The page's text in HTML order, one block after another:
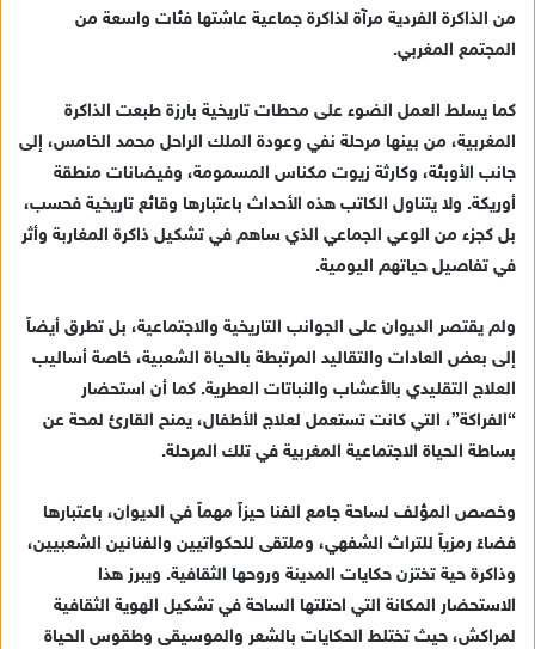
من الذاكرة الفردية مرآة لذاكرة جماعية عاشتها فئات واسعة من
المجتمع المغربي.
كما يسلط العمل الضوء على محطات تاريخية بارزة طبعت الذاكرة
المغربية، من بينها مرحلة نفي وعودة الملك الراحل محمد الخامس، إلى
جانب الأوبئة، وكارثة زيوت مكناس المسمومة، وفيضانات منطقة
أوريكة. ولا يتناول الكاتب هذه الأحداث باعتبارها وقائع تاريخية فحسب،
بل كجزء من الوعي الجماعي الذي ساهم في تشكيل ذاكرة المغاربة وأثر
في تفاصيل حياتهم اليومية.
ولم يقتصر الديوان على الجوانب التاريخية والاجتماعية، بل تطرق أيضاً
إلى بعض العادات والتقاليد المرتبطة بالحياة الشعبية، خاصة أساليب
العلاج التقليدي بالأعشاب والنباتات العطرية. كما أن استحضار
“الفراكة”، التي كانت تستعمل لعلاج الأطفال، يمنح القارئ لمحة عن
بساطة الحياة الاجتماعية المغربية في تلك المرحلة.
وخصص المؤلف لساحة جامع الفنا حيزاً مهماً في الديوان، باعتبارها
فضاءً رمزياً للتراث الشفهي، وملتقى للحكواتيين والفنانين الشعبيين،
وذاكرة حية تختزن حكايات المدينة وروحها الثقافية. ويبرز هذا
الاستحضار المكانة التي احتلتها الساحة في تشكيل الهوية الثقافية
لمراكش، حيث تختلط الحكايات بالشعر والموسيقى وطقوس الحياة